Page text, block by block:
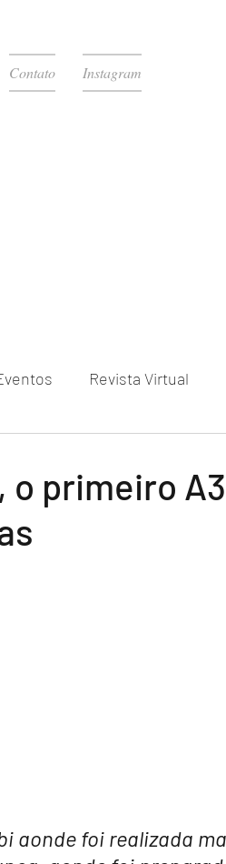
Contato Instagram
Revista Virtual
primeiro
aonde foi realizada